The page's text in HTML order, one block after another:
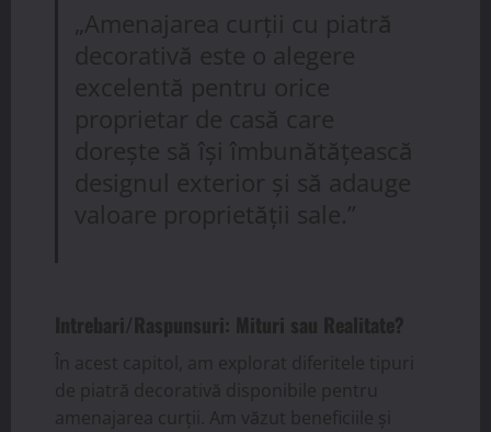
„Amenajarea curții cu piatră
decorativă este o alegere
excelentă pentru orice
proprietar de casă care
dorește să își îmbunătățească
designul exterior și să adauge
valoare proprietății sale.”
Intrebari/Raspunsuri: Mituri sau Realitate?
În acest capitol, am explorat diferitele tipuri
de piatră decorativă disponibile pentru
amenajarea curții. Am văzut beneficiile și